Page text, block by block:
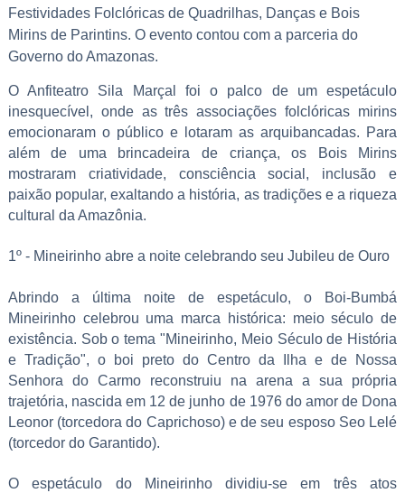
Festividades Folclóricas de Quadrilhas, Danças e Bois
Mirins de Parintins. O evento contou com a parceria do
Governo do Amazonas.
O Anfiteatro Sila Marçal foi o palco de um espetáculo
inesquecível, onde as três associações folclóricas mirins
emocionaram o público e lotaram as arquibancadas. Para
além de uma brincadeira de criança, os Bois Mirins
mostraram criatividade, consciência social, inclusão e
paixão popular, exaltando a história, as tradições e a riqueza
cultural da Amazônia.
1º - Mineirinho abre a noite celebrando seu Jubileu de Ouro
Abrindo a última noite de espetáculo, o Boi-Bumbá
Mineirinho celebrou uma marca histórica: meio século de
existência. Sob o tema "Mineirinho, Meio Século de História
e Tradição", o boi preto do Centro da Ilha e de Nossa
Senhora do Carmo reconstruiu na arena a sua própria
trajetória, nascida em 12 de junho de 1976 do amor de Dona
Leonor (torcedora do Caprichoso) e de seu esposo Seo Lelé
(torcedor do Garantido).
O espetáculo do Mineirinho dividiu-se em três atos